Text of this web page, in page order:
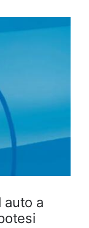
auto a